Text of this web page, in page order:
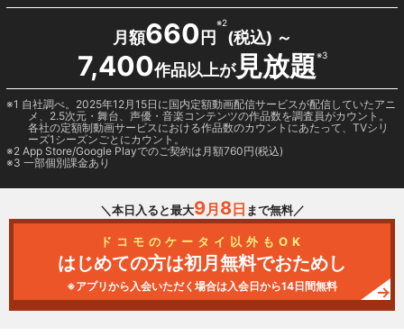
月額660 円
※2
(税込) ～
7,400作品以上が見放題※3
1 自社調べ。2025年12月15日に国内定額動画配信サービスが配信していたアニ
メ、2.5次元・舞台、声優・音楽コンテンツの作品数を調査員がカウント。
各社の定額制動画サービスにおける作品数のカウントにあたって、TVシリ
ーズ1シーズンごとにカウント。
2 App Store/Google Playでのご契約は月額760円(税込)
3 一部個別課金あり
＼本日入ると最大9月 8日 まで無料／
ドコモのケータイ以外もOK
はじめての方は初月無料でおためし
※アプリから入会いただく場合は入会日から14日間無料